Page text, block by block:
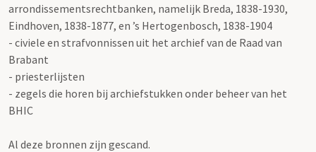
arrondissementsrechtbanken, namelijk Breda, 1838-1930,
Eindhoven, 1838-1877, en ’s Hertogenbosch, 1838-1904
- civiele en strafvonnissen uit het archief van de Raad van
Brabant
- priesterlijsten
- zegels die horen bij archiefstukken onder beheer van het
BHIC
Al deze bronnen zijn gescand.